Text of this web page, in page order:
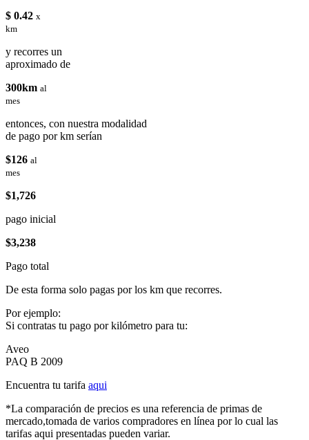
$ 0.42 x
km
y recorres un
aproximado de
300km al
mes
entonces, con nuestra modalidad
de pago por km serían
$126 al
mes
$1,726
pago inicial
$3,238
Pago total
De esta forma solo pagas por los km que recorres.
Por ejemplo:
Si contratas tu pago por kilómetro para tu:
Aveo
PAQ B 2009
Encuentra tu tarifa aqui
*La comparación de precios es una referencia de primas de
mercado,tomada de varios compradores en línea por lo cual las
tarifas aqui presentadas pueden variar.